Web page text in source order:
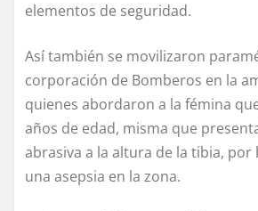
elementos de seguridad.
Así también se movilizaron
corporación de Bomberos en la
quienes abordaron a la fémina
años de edad, misma que
abrasiva a la altura de la tibia,
una asepsia en la zona.